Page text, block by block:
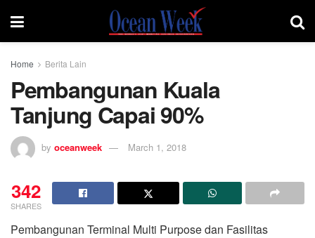
Home Berita Lain
Pembangunan Kuala
Tanjung Capai 90%
by oceanweek March 1, 2018
342
SHARES
Pembangunan Terminal Multi Purpose dan Fasilitas